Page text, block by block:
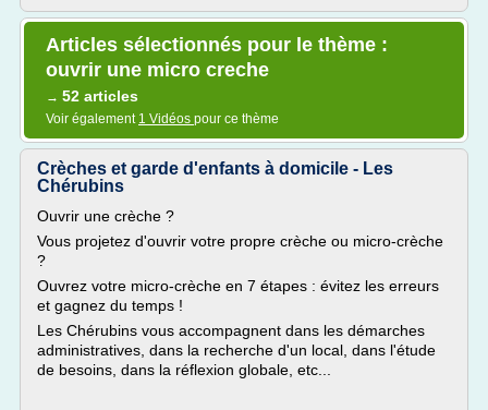
Articles sélectionnés pour le thème :
ouvrir une micro creche
→ 52 articles
Voir également 1 Vidéos pour ce thème
Crèches et garde d'enfants à domicile - Les
Chérubins
Ouvrir une crèche ?
Vous projetez d'ouvrir votre propre crèche ou micro-crèche
?
Ouvrez votre micro-crèche en 7 étapes : évitez les erreurs
et gagnez du temps !
Les Chérubins vous accompagnent dans les démarches
administratives, dans la recherche d'un local, dans l'étude
de besoins, dans la réflexion globale, etc...